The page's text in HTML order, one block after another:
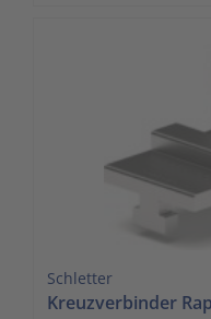
Schletter
Kreuzverbinder